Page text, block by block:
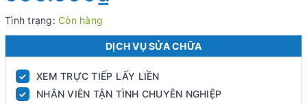
Tình trạng: Còn hàng
DỊCH VỤ SỬA CHỮA
✓ XEM TRỰC TIẾP LẤY LIỀN
✓ NHÂN VIÊN TẬN TÌNH CHUYÊN NGHIỆP